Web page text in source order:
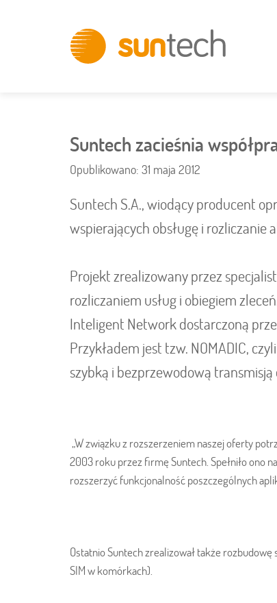
Suntech zacieśnia
Opublikowano: 31 maja 2012
Suntech S.A., wiodący producent
wspierających obsługę i rozliczanie
Projekt zrealizowany przez
rozliczaniem usług i obiegiem
Inteligent Network dostarczoną
Przykładem jest tzw. NOMADIC,
szybką i bezprzewodową transmisją
„W związku z rozszerzeniem naszej oferty
2003 roku przez firmę Suntech. Spełniło ono
rozszerzyć funkcjonalność poszczególnych
Ostatnio Suntech zrealizował także
SIM w komórkach).